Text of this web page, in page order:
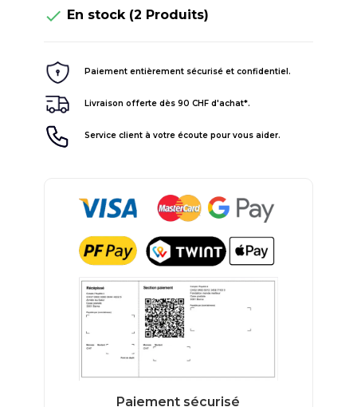
 En stock (2 Produits)
Paiement entièrement sécurisé et confidentiel.
Livraison offerte dès 90 CHF d'achat*.
Service client à votre écoute pour vous aider.